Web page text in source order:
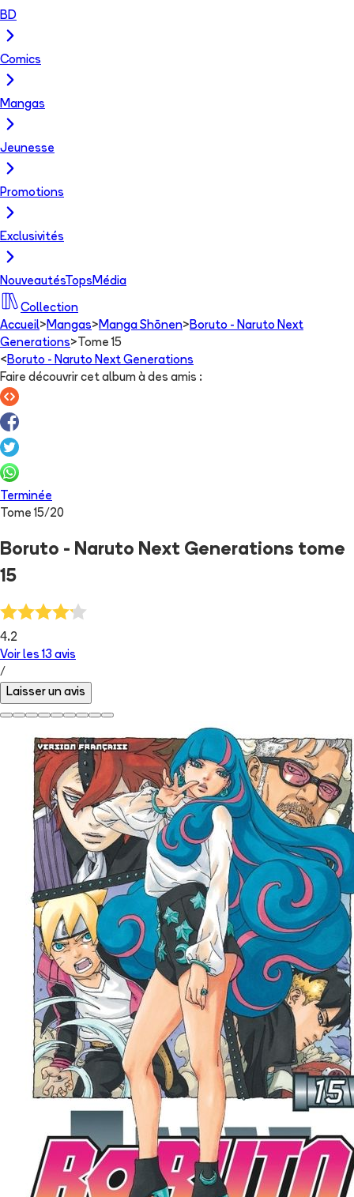
BD
Comics
Mangas
Jeunesse
Promotions
Exclusivités
NouveautésTops Média
Collection
Accueil> Mangas> Manga Shōnen> Boruto - Naruto Next
Generations> Tome 15
< Boruto - Naruto Next Generations
Faire découvrir cet album à des amis :
Terminée
Tome15/20
Boruto - Naruto Next Generations tome
15
4.2
Voir les 13 avis
/
Laisser un avis